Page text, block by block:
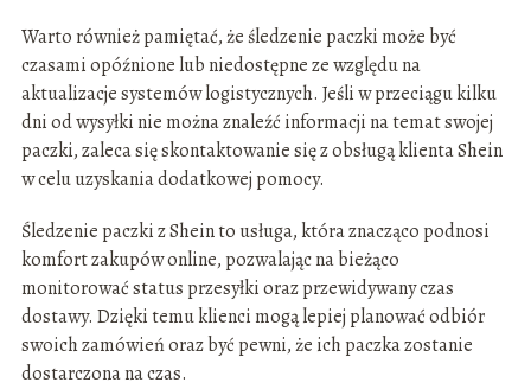
Warto również pamiętać, że śledzenie paczki może być
czasami opóźnione lub niedostępne ze względu na
aktualizacje systemów logistycznych. Jeśli w przeciągu kilku
dni od wysyłki nie można znaleźć informacji na temat swojej
paczki, zaleca się skontaktowanie się z obsługą klienta Shein
w celu uzyskania dodatkowej pomocy.
Śledzenie paczki z Shein to usługa, która znacząco podnosi
komfort zakupów online, pozwalając na bieżąco
monitorować status przesyłki oraz przewidywany czas
dostawy. Dzięki temu klienci mogą lepiej planować odbiór
swoich zamówień oraz być pewni, że ich paczka zostanie
dostarczona na czas.